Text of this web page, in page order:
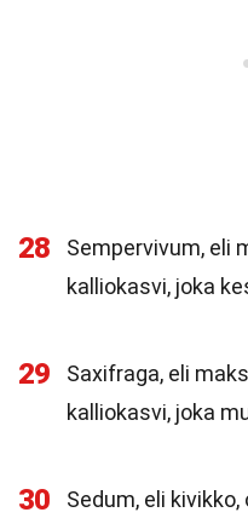
28
Sempervivum, eli
kalliokasvi, joka
29
Saxifraga, eli
kalliokasvi, joka
30
Sedum, eli